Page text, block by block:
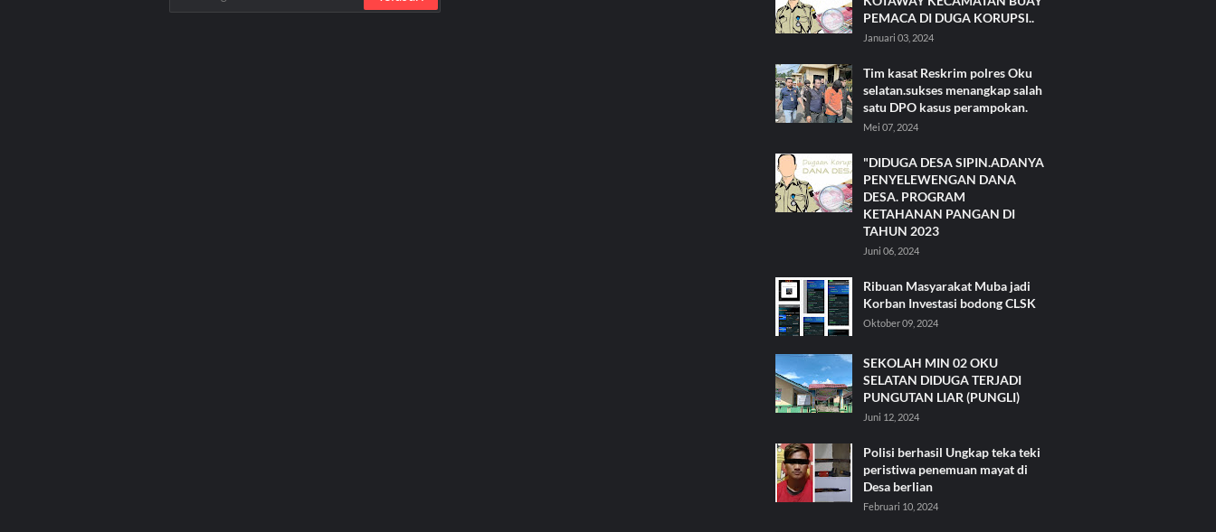
PEMACA DI DUGA KORUPSI..
Januari 03, 2024
Tim kasat Reskrim polres Oku
selatan.sukses menangkap salah
satu DPO kasus perampokan.
Mei 07, 2024
"DIDUGA DESA SIPIN.ADANYA
PENYELEWENGAN DANA
DESA. PROGRAM
KETAHANAN PANGAN DI
TAHUN 2023
Juni 06, 2024
Ribuan Masyarakat Muba jadi
Korban Investasi bodong CLSK
Oktober 09, 2024
SEKOLAH MIN 02 OKU
SELATAN DIDUGA TERJADI
PUNGUTAN LIAR (PUNGLI)
Juni 12, 2024
Polisi berhasil Ungkap teka teki
peristiwa penemuan mayat di
Desa berlian
Februari 10, 2024